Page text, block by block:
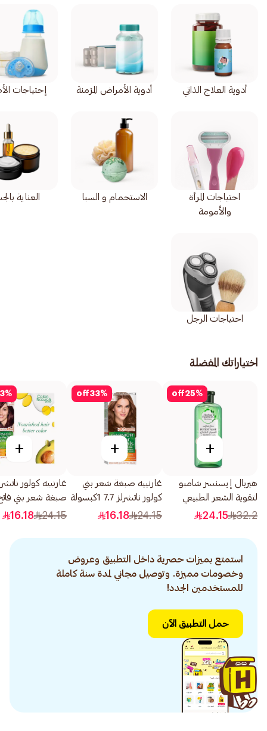
أدوية العلاج الذاتي أدوية الأمراض المزمنة إحتياجات
احتياجات المرأة
والأمومة
الاستحمام و السبا العناية
احتياجات الرجل
اختياراتك المفضلة
25%
off
+
هيربال إيسنسز شامبو
لتقوية الشعر الطبيعي
بالصبار والخيزران 400مل
32.2
24.15
33%
off
+
غارنييه صبغة شعر بني
كولور ناتشرلز 7.7 1كبسولة
24.15
16.18
%
+
غارنييه كولور
1قطعة
24.15
16.18
استمتع بميزات حصرية داخل التطبيق وعروض
وخصومات مميزة. وتوصيل مجاني لمدة سنة كاملة
للمستخدمين الجدد!
حمل التطبيق الآن